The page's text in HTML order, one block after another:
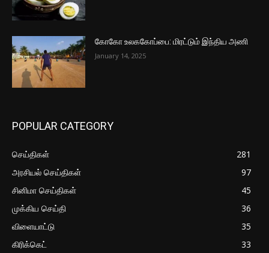
கோகோ உலககோப்பை: மிரட்டும் இந்திய அணி
January 14, 2025
POPULAR CATEGORY
செய்திகள்
281
அரசியல் செய்திகள்
97
சினிமா செய்திகள்
45
முக்கிய செய்தி
36
விளையாட்டு
35
கிரிக்கெட்
33